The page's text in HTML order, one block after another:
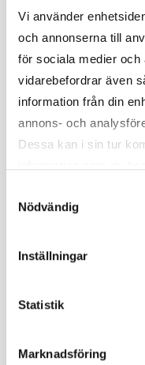
Vi använder
och annonserna till
för sociala medier
vidarebefordrar även
information från din
annons- och
Dessa kan i sin tur
Nödvändig
Inställningar
Statistik
Marknadsföring
2XL
3XL
4XL
Certifikat / Garantier